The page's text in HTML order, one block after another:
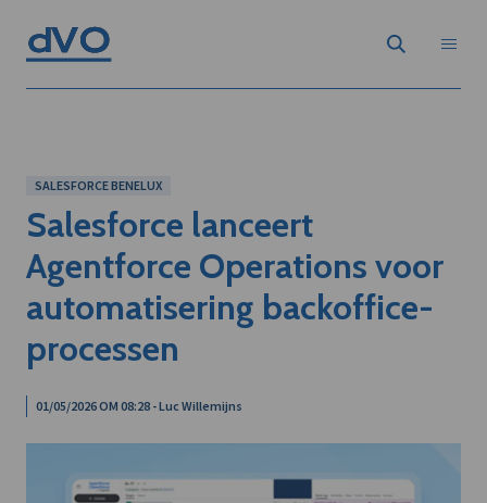
SALESFORCE BENELUX
Salesforce lanceert
Agentforce Operations voor
automatisering backoffice-
processen
01/05/2026 OM 08:28 - Luc Willemijns